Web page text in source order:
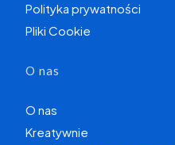
Polityka prywatności
Pliki Cookie
O nas
O nas
Kreatywnie